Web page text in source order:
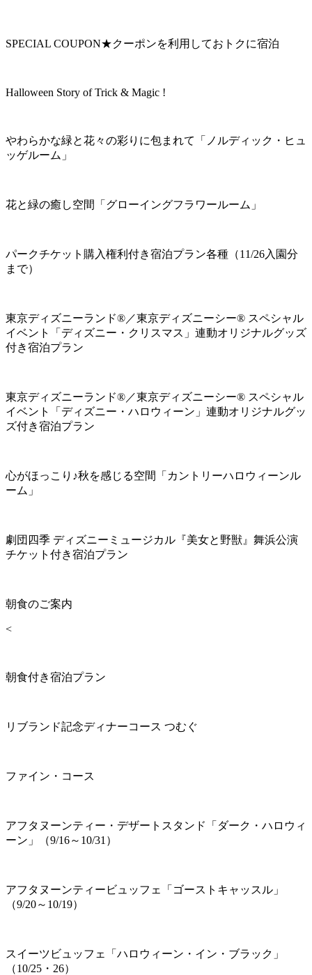
SPECIAL COUPON★クーポンを利用しておトクに宿泊
Halloween Story of Trick & Magic !
やわらかな緑と花々の彩りに包まれて「ノルディック・ヒュ
ッゲルーム」
花と緑の癒し空間「グローイングフラワールーム」
パークチケット購入権利付き宿泊プラン各種（11/26入園分
まで）
東京ディズニーランド®／東京ディズニーシー® スペシャル
イベント「ディズニー・クリスマス」連動オリジナルグッズ
付き宿泊プラン
東京ディズニーランド®／東京ディズニーシー® スペシャル
イベント「ディズニー・ハロウィーン」連動オリジナルグッ
ズ付き宿泊プラン
心がほっこり♪秋を感じる空間「カントリーハロウィーンル
ーム」
劇団四季 ディズニーミュージカル『美女と野獣』舞浜公演
チケット付き宿泊プラン
朝食のご案内
<
朝食付き宿泊プラン
リブランド記念ディナーコース つむぐ
ファイン・コース
アフタヌーンティー・デザートスタンド「ダーク・ハロウィ
ーン」（9/16～10/31）
アフタヌーンティービュッフェ「ゴーストキャッスル」
（9/20～10/19）
スイーツビュッフェ「ハロウィーン・イン・ブラック」
（10/25・26）